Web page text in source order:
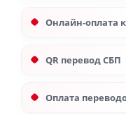
Онлайн-оплата
QR перевод СБП
Оплата